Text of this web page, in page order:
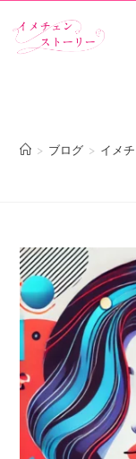
> ブログ > イメ